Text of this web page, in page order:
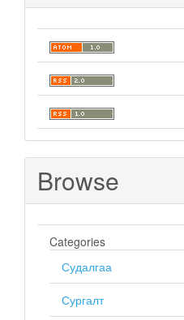
Browse
Categories
Судалгаа
Сургалт